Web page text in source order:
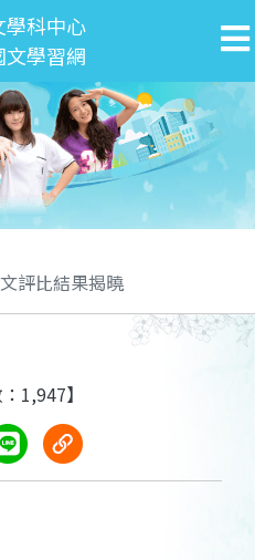
學科中心
文學習網
評比結果揭曉
1,947】